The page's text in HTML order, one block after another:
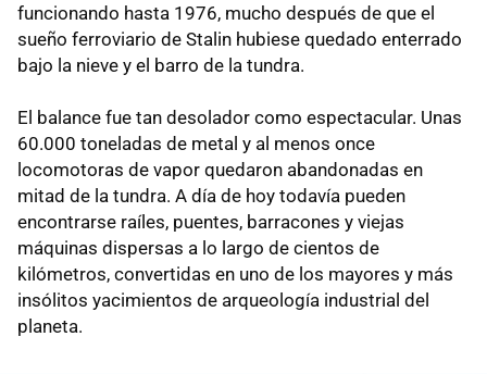
funcionando hasta 1976, mucho después de que el
sueño ferroviario de Stalin hubiese quedado enterrado
bajo la nieve y el barro de la tundra.
El balance fue tan desolador como espectacular. Unas
60.000 toneladas de metal y al menos once
locomotoras de vapor quedaron abandonadas en
mitad de la tundra. A día de hoy todavía pueden
encontrarse raíles, puentes, barracones y viejas
máquinas dispersas a lo largo de cientos de
kilómetros, convertidas en uno de los mayores y más
insólitos yacimientos de arqueología industrial del
planeta.